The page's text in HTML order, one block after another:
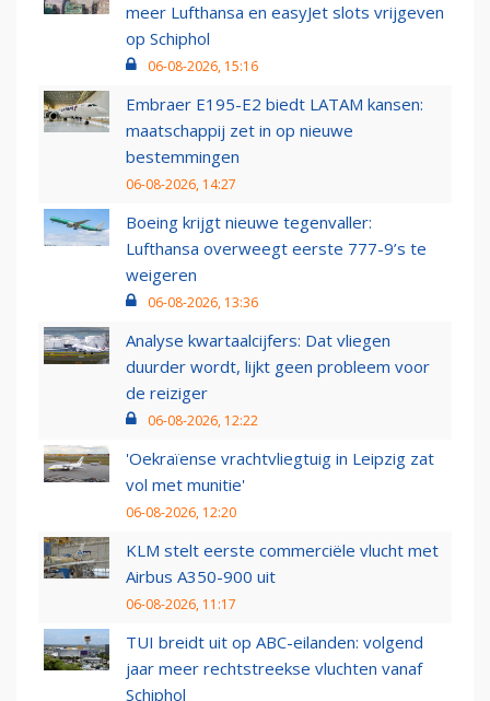
meer Lufthansa en easyJet slots vrijgeven
op Schiphol
06-08-2026, 15:16
Embraer E195-E2 biedt LATAM kansen:
maatschappij zet in op nieuwe
bestemmingen
06-08-2026, 14:27
Boeing krijgt nieuwe tegenvaller:
Lufthansa overweegt eerste 777-9’s te
weigeren
06-08-2026, 13:36
Analyse kwartaalcijfers: Dat vliegen
duurder wordt, lijkt geen probleem voor
de reiziger
06-08-2026, 12:22
'Oekraïense vrachtvliegtuig in Leipzig zat
vol met munitie'
06-08-2026, 12:20
KLM stelt eerste commerciële vlucht met
Airbus A350-900 uit
06-08-2026, 11:17
TUI breidt uit op ABC-eilanden: volgend
jaar meer rechtstreekse vluchten vanaf
Schiphol